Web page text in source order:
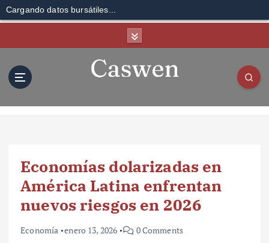
Cargando datos bursátiles...
Economías dolarizadas en
América Latina enfrentan
nuevos riesgos en 2026
Economía enero 13, 2026 0 Comments